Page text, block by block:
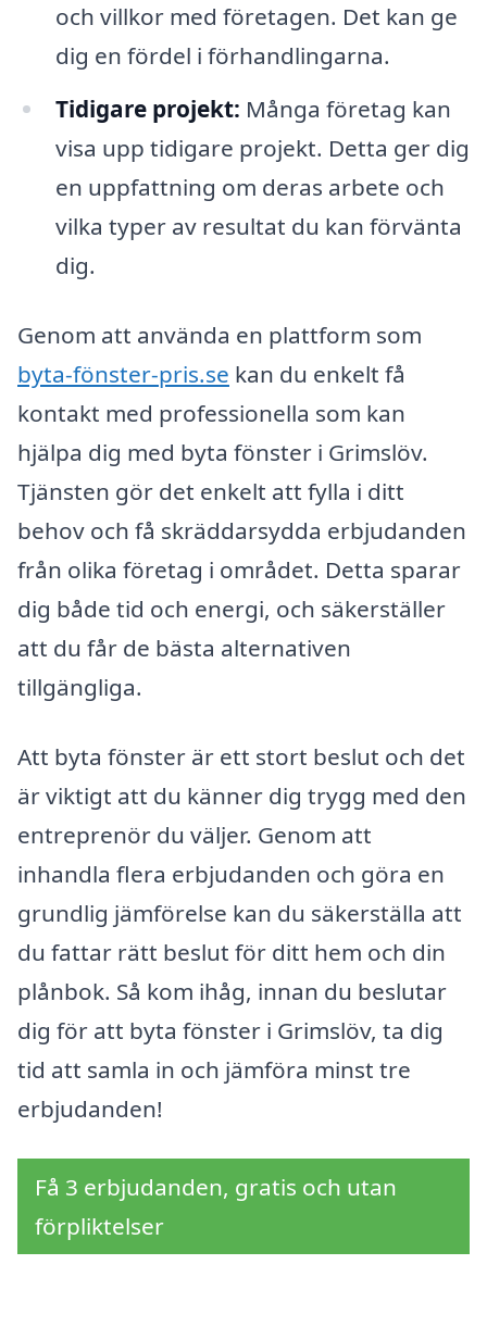
och villkor med företagen. Det kan ge
dig en fördel i förhandlingarna.
Tidigare projekt: Många företag kan
visa upp tidigare projekt. Detta ger dig
en uppfattning om deras arbete och
vilka typer av resultat du kan förvänta
dig.
Genom att använda en plattform som
byta-fönster-pris.se kan du enkelt få
kontakt med professionella som kan
hjälpa dig med byta fönster i Grimslöv.
Tjänsten gör det enkelt att fylla i ditt
behov och få skräddarsydda erbjudanden
från olika företag i området. Detta sparar
dig både tid och energi, och säkerställer
att du får de bästa alternativen
tillgängliga.
Att byta fönster är ett stort beslut och det
är viktigt att du känner dig trygg med den
entreprenör du väljer. Genom att
inhandla flera erbjudanden och göra en
grundlig jämförelse kan du säkerställa att
du fattar rätt beslut för ditt hem och din
plånbok. Så kom ihåg, innan du beslutar
dig för att byta fönster i Grimslöv, ta dig
tid att samla in och jämföra minst tre
erbjudanden!
Få 3 erbjudanden, gratis och utan
förpliktelser